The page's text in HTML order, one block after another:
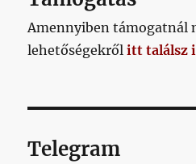
Amennyiben támogatnál
lehetőségekrőlitt találsz
Telegram